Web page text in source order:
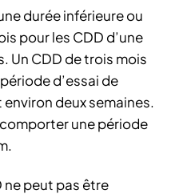
durée inférieure ou
pour les CDD d’une
Un CDD de trois mois
d’essai de
deux semaines.
une période
ne peut pas être